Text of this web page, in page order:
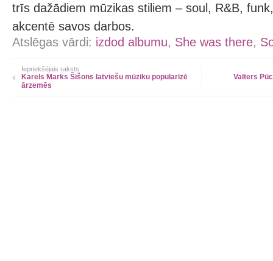
trīs dažādiem mūzikas stiliem – soul, R&B,
akcentē savos darbos.
Atslēgas vārdi: izdod albumu, She was there,
Iepriekšējais raksts
Karels Marks Šišons latviešu mūziku popularizē
ārzemēs
Valters